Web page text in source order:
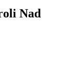
Nad